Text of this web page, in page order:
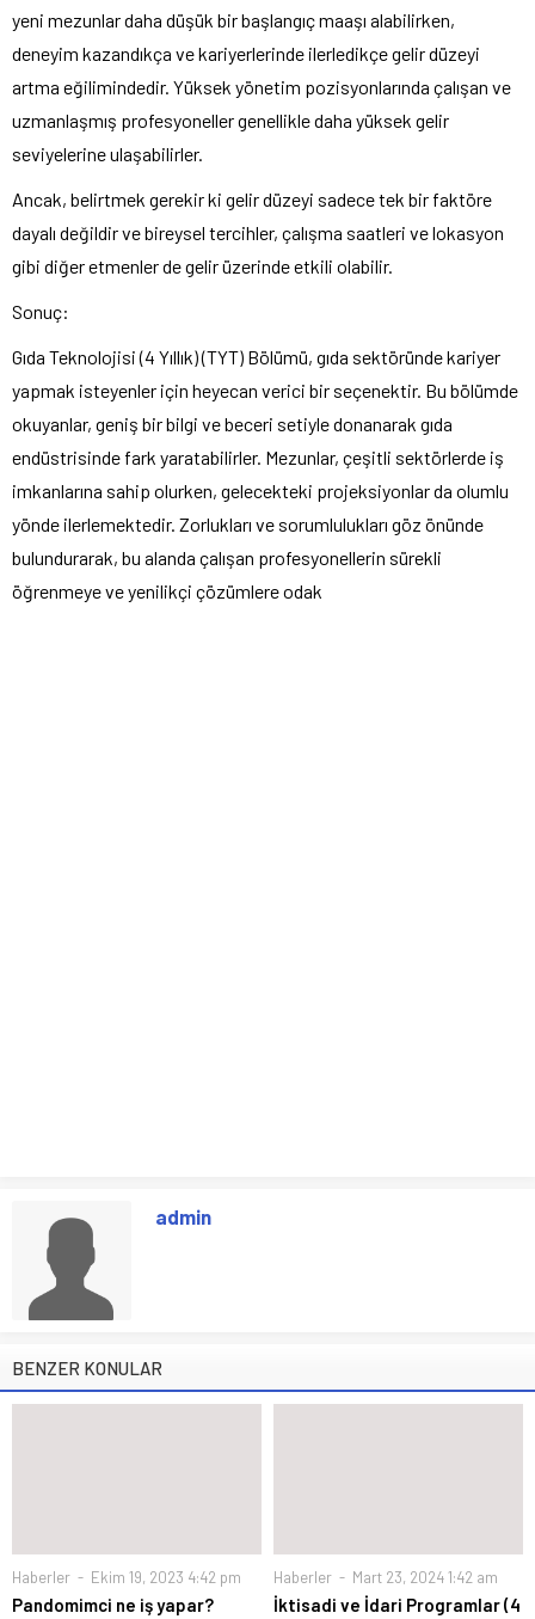
yeni mezunlar daha düşük bir başlangıç maaşı alabilirken,
deneyim kazandıkça ve kariyerlerinde ilerledikçe gelir düzeyi
artma eğilimindedir. Yüksek yönetim pozisyonlarında çalışan ve
uzmanlaşmış profesyoneller genellikle daha yüksek gelir
seviyelerine ulaşabilirler.
Ancak, belirtmek gerekir ki gelir düzeyi sadece tek bir faktöre
dayalı değildir ve bireysel tercihler, çalışma saatleri ve lokasyon
gibi diğer etmenler de gelir üzerinde etkili olabilir.
Sonuç:
Gıda Teknolojisi (4 Yıllık) (TYT) Bölümü, gıda sektöründe kariyer
yapmak isteyenler için heyecan verici bir seçenektir. Bu bölümde
okuyanlar, geniş bir bilgi ve beceri setiyle donanarak gıda
endüstrisinde fark yaratabilirler. Mezunlar, çeşitli sektörlerde iş
imkanlarına sahip olurken, gelecekteki projeksiyonlar da olumlu
yönde ilerlemektedir. Zorlukları ve sorumlulukları göz önünde
bulundurarak, bu alanda çalışan profesyonellerin sürekli
öğrenmeye ve yenilikçi çözümlere odak
admin
BENZER KONULAR
Haberler Ekim 19, 2023 4:42 pm
Pandomimci ne iş yapar?
Haberler Mart 23, 2024 1:42 am
İktisadi ve İdari Programlar (4